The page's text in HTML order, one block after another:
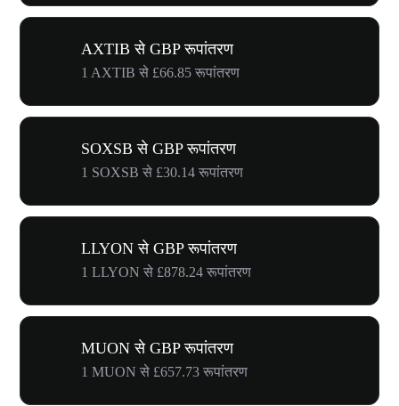
AXTIB से GBP रूपांतरण
1 AXTIB से £66.85 रूपांतरण
SOXSB से GBP रूपांतरण
1 SOXSB से £30.14 रूपांतरण
LLYON से GBP रूपांतरण
1 LLYON से £878.24 रूपांतरण
MUON से GBP रूपांतरण
1 MUON से £657.73 रूपांतरण